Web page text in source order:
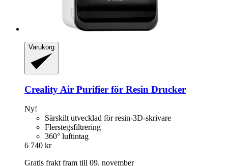
Varukorg
Creality Air Purifier för Resin Drucker
Ny!
Särskilt utvecklad för resin-3D-skrivare
Flerstegsfiltrering
360° luftintag
6 740 kr
Gratis frakt fram till 09. november